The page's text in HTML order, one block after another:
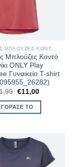
Μπλούζες Κοντό
ONLY Play
Γυναικείο T-shirt
Original
was:
€21,99.
€11,00Η
ΤΟ